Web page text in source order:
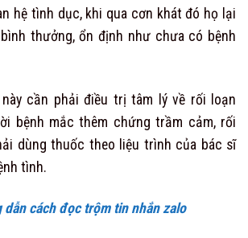
hệ tình dục, khi qua cơn khát đó họ lại
thưởng, ổn định như chưa có bệnh
cần phải điều trị tâm lý về rối loạn
bệnh mắc thêm chứng trầm cảm, rối
dùng thuốc theo liệu trình của bác sĩ
tình.
dẫn cách đọc trộm tin nhắn zalo